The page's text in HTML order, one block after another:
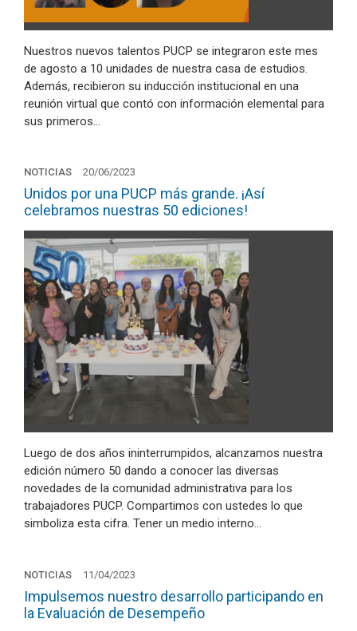
Nuestros nuevos talentos PUCP se integraron este mes
de agosto a 10 unidades de nuestra casa de estudios.
Además, recibieron su inducción institucional en una
reunión virtual que contó con información elemental para
sus primeros…
NOTICIAS 20/06/2023
Unidos por una PUCP más grande. ¡Así
celebramos nuestras 50 ediciones!
Luego de dos años ininterrumpidos, alcanzamos nuestra
edición número 50 dando a conocer las diversas
novedades de la comunidad administrativa para los
trabajadores PUCP. Compartimos con ustedes lo que
simboliza esta cifra. Tener un medio interno…
NOTICIAS 11/04/2023
Impulsemos nuestro desarrollo participando en
la Evaluación de Desempeño